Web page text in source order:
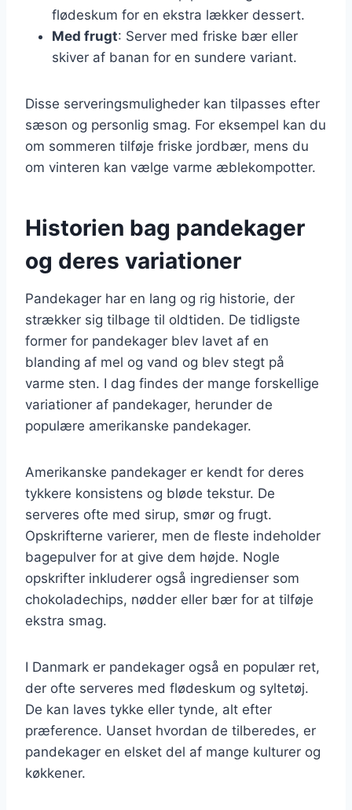
flødeskum for en ekstra lækker dessert.
Med frugt: Server med friske bær eller
skiver af banan for en sundere variant.
Disse serveringsmuligheder kan tilpasses efter
sæson og personlig smag. For eksempel kan du
om sommeren tilføje friske jordbær, mens du
om vinteren kan vælge varme æblekompotter.
Historien bag pandekager
og deres variationer
Pandekager har en lang og rig historie, der
strækker sig tilbage til oldtiden. De tidligste
former for pandekager blev lavet af en
blanding af mel og vand og blev stegt på
varme sten. I dag findes der mange forskellige
variationer af pandekager, herunder de
populære amerikanske pandekager.
Amerikanske pandekager er kendt for deres
tykkere konsistens og bløde tekstur. De
serveres ofte med sirup, smør og frugt.
Opskrifterne varierer, men de fleste indeholder
bagepulver for at give dem højde. Nogle
opskrifter inkluderer også ingredienser som
chokoladechips, nødder eller bær for at tilføje
ekstra smag.
I Danmark er pandekager også en populær ret,
der ofte serveres med flødeskum og syltetøj.
De kan laves tykke eller tynde, alt efter
præference. Uanset hvordan de tilberedes, er
pandekager en elsket del af mange kulturer og
køkkener.